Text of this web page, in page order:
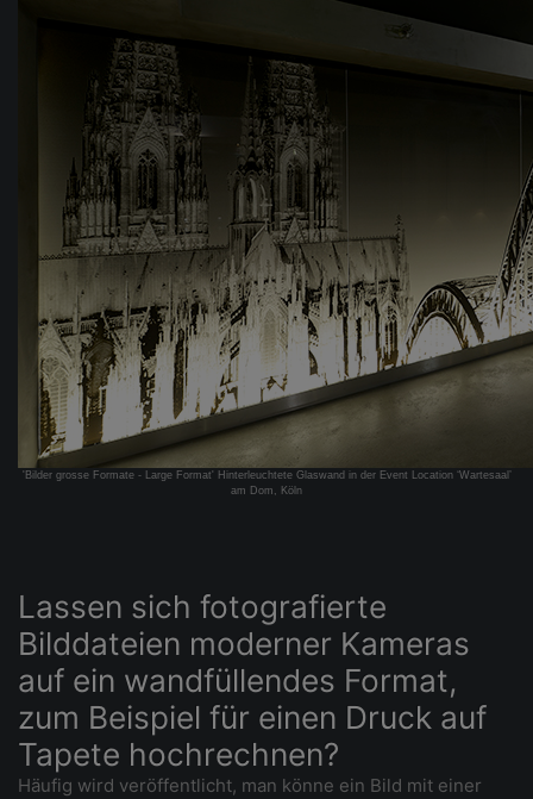
'Bilder grosse Formate - Large Format' Hinterleuchtete Glaswand in der Event Location ‘Wartesaal’
am Dom, Köln
Lassen sich fotografierte
Bilddateien moderner Kameras
auf ein wandfüllendes Format,
zum Beispiel für einen Druck auf
Tapete hochrechnen?
Häufig wird veröffentlicht, man könne ein Bild mit einer